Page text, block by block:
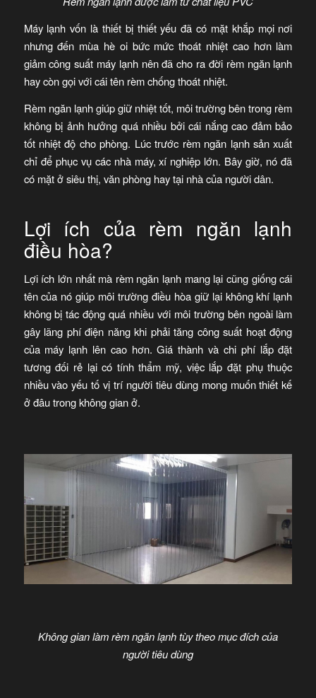
Máy lạnh vốn là thiết bị thiết yếu đã có mặt khắp mọi nơi
nhưng đến mùa hè oi bức mức thoát nhiệt cao hơn làm
giảm công suất máy lạnh nên đã cho ra đời rèm ngăn lạnh
hay còn gọi với cái tên rèm chống thoát nhiệt.
Rèm ngăn lạnh giúp giữ nhiệt tốt, môi trường bên trong rèm
không bị ảnh hưởng quá nhiều bởi cái nắng cao đảm bảo
tốt nhiệt độ cho phòng. Lúc trước rèm ngăn lạnh sản xuất
chỉ để phục vụ các nhà máy, xí nghiệp lớn. Bây giờ, nó đã
có mặt ở siêu thị, văn phòng hay tại nhà của người dân.
Lợi ích của rèm ngăn lạnh
điều hòa?
Lợi ích lớn nhất mà rèm ngăn lạnh mang lại cũng giống cái
tên của nó giúp môi trường điều hòa giữ lại không khí lạnh
không bị tác động quá nhiều với môi trường bên ngoài làm
gây lãng phí điện năng khi phải tăng công suất hoạt động
của máy lạnh lên cao hơn. Giá thành và chi phí lắp đặt
tương đối rẻ lại có tính thẩm mỹ, việc lắp đặt phụ thuộc
nhiều vào yếu tố vị trí người tiêu dùng mong muốn thiết kế
ở đâu trong không gian ở.
Không gian làm rèm ngăn lạnh tùy theo mục đích của
người tiêu dùng